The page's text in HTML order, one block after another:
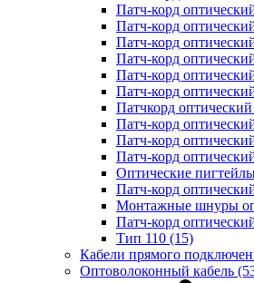
Патч-корд
Патч-корд
Патч-корд
Патч-корд
Патч-корд
Патч-корд
Патчкорд
Патч-корд
Патч-корд
Патч-корд
Оптические
Патч-корд
Монтажные шнуры
Патч-корд
Тип 110 (15)
Кабели прямого
Оптоволоконный кабель